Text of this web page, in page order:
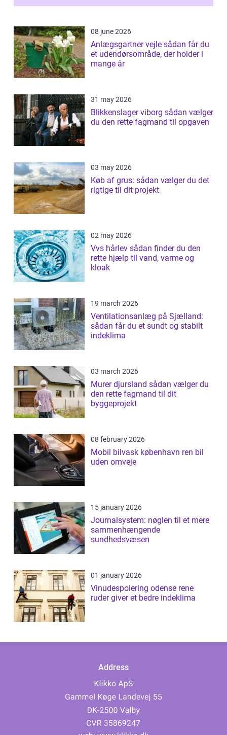
08 june 2026
Anlægsgartner vejle sådan får du
et udendørsområde, der holder i
mange år
31 may 2026
Blikkenslager viborg sådan vælger
du den rette fagmand til opgaven
03 may 2026
Køb af grus: sådan vælger du det
rigtige til dit projekt
02 may 2026
Vvs hårlev sådan finder du den
rette hjælp til vand, varme og
kloak
19 march 2026
Ventilationsanlæg på Sjælland:
sådan får du et sundt og stabilt
indeklima
03 march 2026
Murer djursland sådan vælger du
den rette fagmand til dit
byggeprojekt
08 february 2026
Mobil bilvask københavn ren bil
uden omveje
15 january 2026
Journalsystem: nøglen til et mere
sammenhængende
sundhedsvæsen
01 january 2026
Vinudespolering odense rene
ruder giver et bedre indeklima
Address